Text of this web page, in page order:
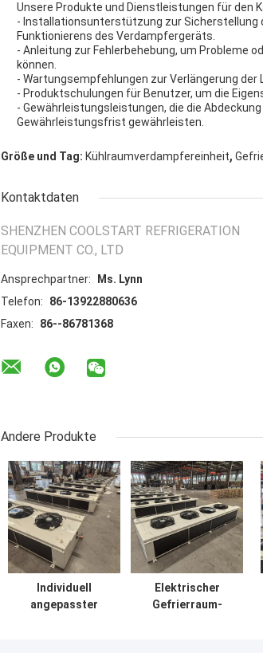
Unsere Produkte und Dienstleistungen für den
- Installationsunterstützung zur Sicherstellung
Funktionierens des Verdampfergeräts.
- Anleitung zur Fehlerbehebung, um Probleme
können.
- Wartungsempfehlungen zur Verlängerung
- Produktschulungen für Benutzer, um die
- Gewährleistungsleistungen, die die
Gewährleistungsfrist gewährleisten.
Größe und Tag: Kühlraumverdampfereinheit,
Kontaktdaten
SHENZHEN COOLSTART REFRIGERATION
EQUIPMENT CO., LTD
Ansprechpartner:
Ms. Lynn
Telefon:
86-13922880636
Faxen:
86--86781368
Andere Produkte
Individuell
angepasster
Elektrischer
Gefrierraum-